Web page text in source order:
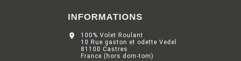
INFORMATIONS

100% Volet Roulant
10 Rue gaston et odette Vedel
81100 Castres
France (hors dom-tom)